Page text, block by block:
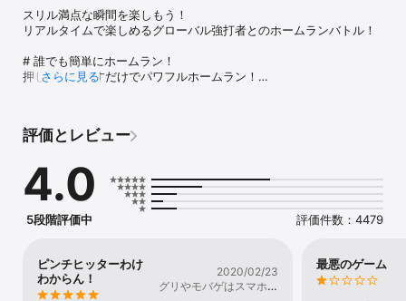
スリル満点な瞬間を楽しもう！
リアルタイムで楽しめるグローバル強打者とのホームランバトル！
# 誰でも簡単にホームラン！
押してから離すだけでパワフルホームラン！
いつでもどこでもグローバル強打者とリアルタイム対戦！
# 自分だけの強打者を育成
スパイ、チアリーダー、レスラー・・・？
個性豊かな打者を育成して強力な装備を装着しよう！
- 1vs1モード：基本中の基本！１対１リアルタイム対戦モード
- バトルロイヤル：より熾烈！４人制オンラインサバイバルモード
- チャレンジモード：１人でコツコツと練習試合！シングルフォー
さらに見る
評価とレビュー
4.0
5段階評価中 評価件数：4479
ピンチヒッターわけ
わからん！
2020/02/23
グリやモバゲはスマホか
最悪のゲーム